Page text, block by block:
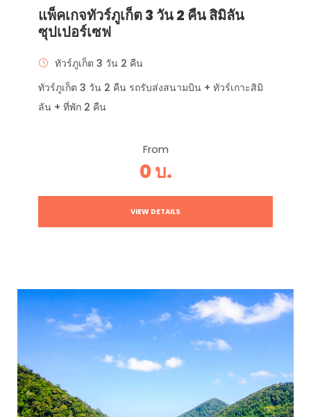
แพ็คเกจทัวร์ภูเก็ต 3 วัน 2 คืน สิมิลัน
ซุปเปอร์เซฟ
ทัวร์ภูเก็ต 3 วัน 2 คืน
ทัวร์ภูเก็ต 3 วัน 2 คืน รถรับส่งสนามบิน + ทัวร์เกาะสิมิ
ลัน + ที่พัก 2 คืน
From
0 บ.
VIEW DETAILS